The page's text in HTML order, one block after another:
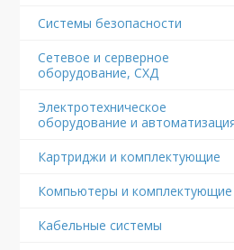
Системы безопасности
Сетевое и серверное
оборудование, СХД
Электротехническое
оборудование и
Картриджи и комплектующие
Компьютеры и комплектующие
Кабельные системы